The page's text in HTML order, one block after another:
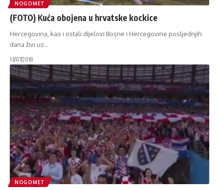
NOGOMET
(FOTO) Kuća obojena u hrvatske kockice
Hercegovina, kao i ostali dijelovi Bosne i Hercegovine posljednjih
dana živi uz…
13/07/2018
NOGOMET